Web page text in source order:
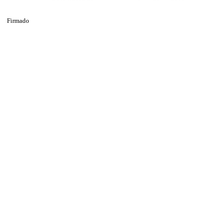
Firmado